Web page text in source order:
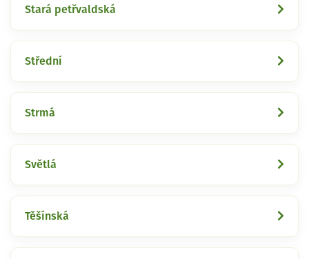
Stará petřvaldská
Střední
Strmá
Světlá
Těšínská